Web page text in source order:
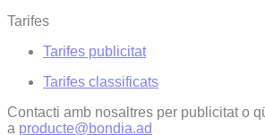
Tarifes
Tarifes publicitat
Tarifes classificats
Contacti amb nosaltres per publicitat o
a producte@bondia.ad